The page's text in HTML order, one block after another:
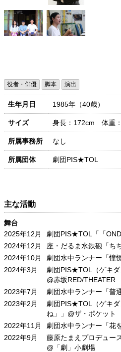
役者・俳優 脚本 演出
生年月日 1985年（40歳）
サイズ 身長：172cm 体重
所属事務所 なし
所属団体 劇団PIS★TOL
主な活動
舞台
2025年12月
劇団PIS★TOL「「
2024年12月
座・だるま水鉄砲「ち
2024年10月
劇団水中ランナー「憧
2024年3月
劇団PIS★TOL（ゲキダ
@赤坂RED/THEATER
2023年7月
劇団水中ランナー「普
2023年2月
劇団PIS★TOL（ゲキダ
ね」」@ザ・ポケット
2022年11月
劇団水中ランナー「花
2022年9月
藤原たまえプロデュー
@「劇」小劇場